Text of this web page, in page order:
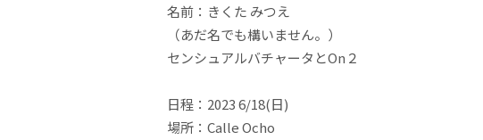
名前：きくた みつえ
（あだ名でも構いません。）
センシュアルバチャータとOn２
日程：2023 6/18(日)
場所：Calle Ocho